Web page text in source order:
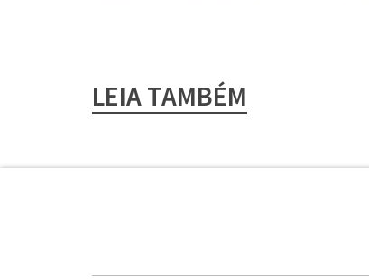
LEIA TAMBÉM